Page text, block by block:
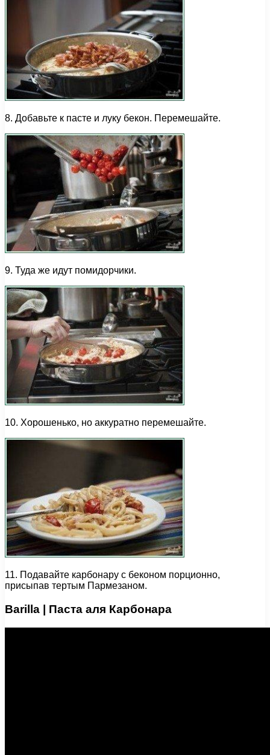
8. Добавьте к пасте и луку бекон. Перемешайте.
9. Туда же идут помидорчики.
10. Хорошенько, но аккуратно перемешайте.
11. Подавайте карбонару с беконом порционно,
присыпав тертым Пармезаном.
Barilla | Паста аля Карбонара